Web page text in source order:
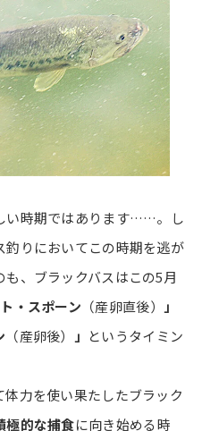
い時期ではあります……。し
りにおいてこの時期を逃が
、ブラックバスはこの5月
ト・スポーン （産卵直後）
」
（産卵後） 」 というタイミン
力を使い果たしたブラック
極的な捕食に向き始める時